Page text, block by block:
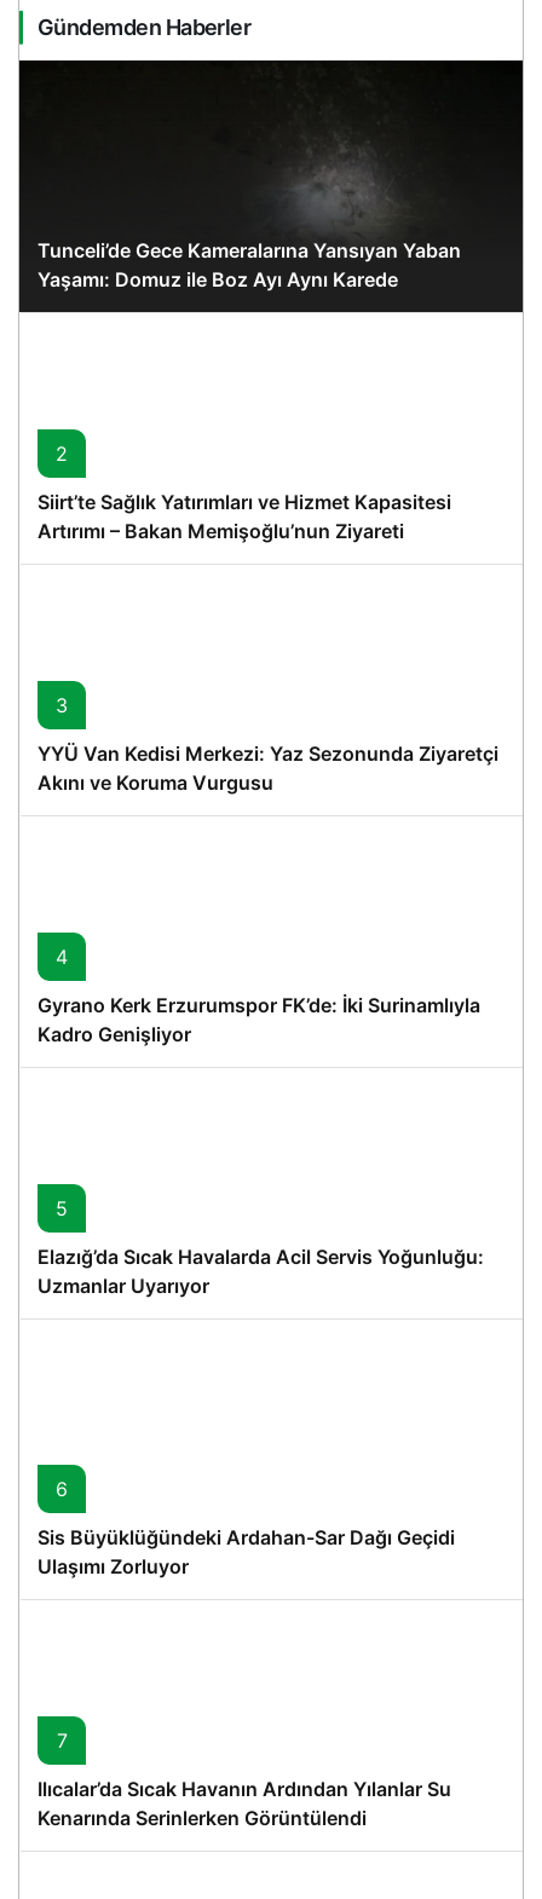
Gündemden Haberler
Tunceli’de Gece Kameralarına Yansıyan Yaban
Yaşamı: Domuz ile Boz Ayı Aynı Karede
2
Siirt’te Sağlık Yatırımları ve Hizmet Kapasitesi
Artırımı – Bakan Memişoğlu’nun Ziyareti
3
YYÜ Van Kedisi Merkezi: Yaz Sezonunda Ziyaretçi
Akını ve Koruma Vurgusu
4
Gyrano Kerk Erzurumspor FK’de: İki Surinamlıyla
Kadro Genişliyor
5
Elazığ’da Sıcak Havalarda Acil Servis Yoğunluğu:
Uzmanlar Uyarıyor
6
Sis Büyüklüğündeki Ardahan-Sar Dağı Geçidi
Ulaşımı Zorluyor
7
Ilıcalar’da Sıcak Havanın Ardından Yılanlar Su
Kenarında Serinlerken Görüntülendi